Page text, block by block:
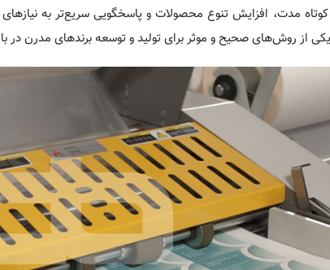
کوتاه مدت، افزایش تنوع محصولات و پاسخگویی سریع‌تر به
از روش‌های صحیح و موثر برای تولید و توسعه برندهای مدرن در